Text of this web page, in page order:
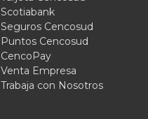
Scotiabank
Seguros Cencosud
Puntos Cencosud
CencoPay
Venta Empresa
Trabaja con Nosotros